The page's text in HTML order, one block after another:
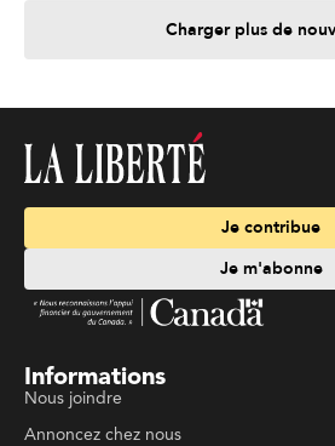
Charger plus de
Je contribue
Je m'abonne
Informations
Nous joindre
Annoncez chez nous